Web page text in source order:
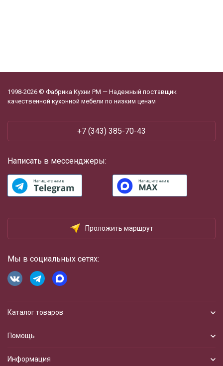
1998-2026 © Фабрика Кухни РМ — Надежный поставщик
качественной кухонной мебели по низким ценам
+7 (343) 385-70-43
Написать в мессенджеры:
Проложить маршрут
Мы в социальных сетях:
Каталог товаров
Помощь
Информация